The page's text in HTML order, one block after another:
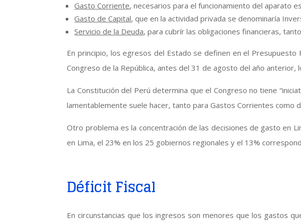
Gasto Corriente, necesarios para el funcionamiento del aparato
Gasto de Capital, que en la actividad privada se denominaría
Servicio de la Deuda, para cubrír las obligaciones financieras,
En principio, los egresos del Estado se definen en el
Congreso de la República, antes del 31 de agosto del año anterior,
La Constitución del Perú determina que el Congreso no tiene
lamentablemente suele hacer, tanto para Gastos Corrientes como
Otro problema es la concentración de las decisiones de gasto en
en Lima, el 23% en los 25 gobiernos regionales y el 13%
Déficit Fiscal
En circunstancias que los ingresos son menores que los gastos